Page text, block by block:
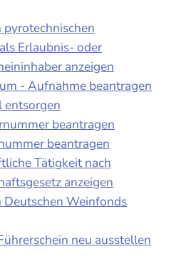
Erlaubnis- oder
anzeigen
- Aufnahme beantragen
beantragen
beantragen
Tätigkeit nach
anzeigen
Weinfonds
neu ausstellen